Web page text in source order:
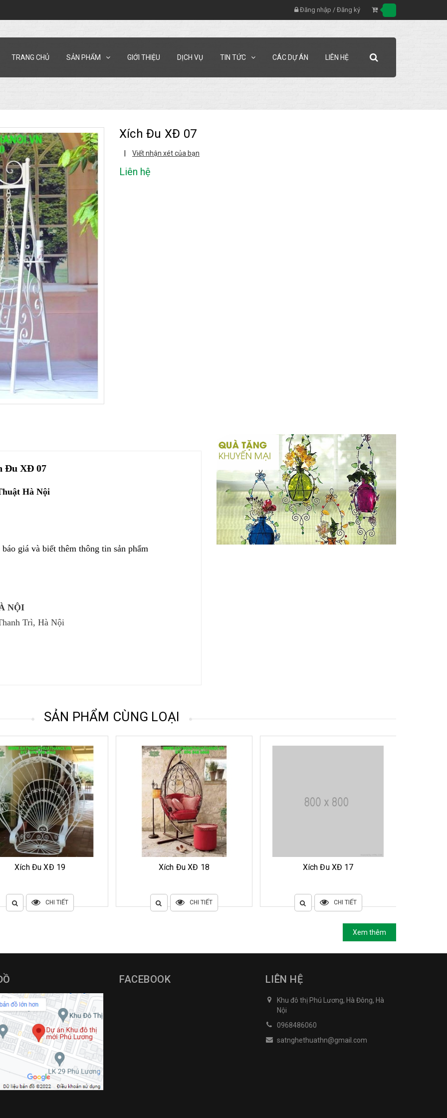
Đăng nhập / Đăng ký
TRANG CHỦ SẢN PHẨM GIỚI THIỆU DỊCH VỤ TIN TỨC CÁC DỰ ÁN LIÊN HỆ
Xích Đu XĐ 07
Viết nhận xét của bạn
Liên hệ
Đu XĐ 07
Hà Nội
giá và biết thêm thông tin sản phẩm
NỘI
Trì, Hà Nội
SẢN PHẨM CÙNG LOẠI
Xích Đu XĐ 18
CHI TIẾT
Xích Đu XĐ 17
CHI TIẾT
Xích Đu XĐ 16
CHI TIẾT
Xem thêm
FACEBOOK LIÊN HỆ
Khu đô thị Phú Lương, Hà Đông, Hà
Nội
0968486060
satnghethuathn@gmail.com